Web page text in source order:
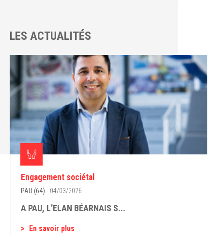
LES ACTUALITÉS
Engagement sociétal
PAU (64) - 04/03/2026
A PAU, L’ELAN BÉARNAIS S...
En savoir plus